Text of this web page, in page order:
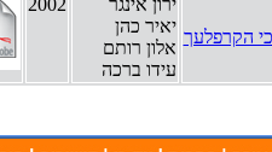
הקרפלעך
יאיר כהן
אלון רותם
עידו ברכה